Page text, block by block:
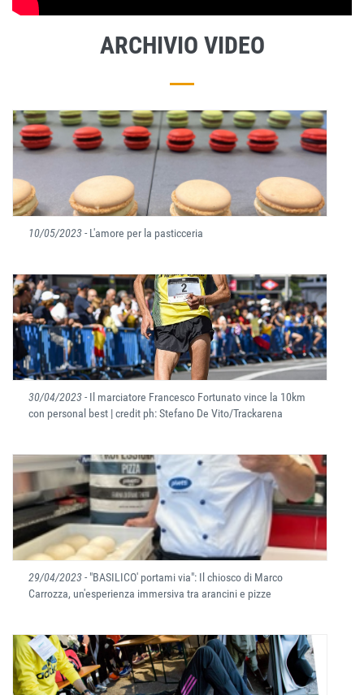
ARCHIVIO VIDEO
10/05/2023- L'amore per la pasticceria
30/04/2023- Il marciatore Francesco Fortunato vince la 10km
con personal best | credit ph: Stefano De Vito/Trackarena
29/04/2023- "BASILICO' portami via": Il chiosco di Marco
Carrozza, un'esperienza immersiva tra arancini e pizze